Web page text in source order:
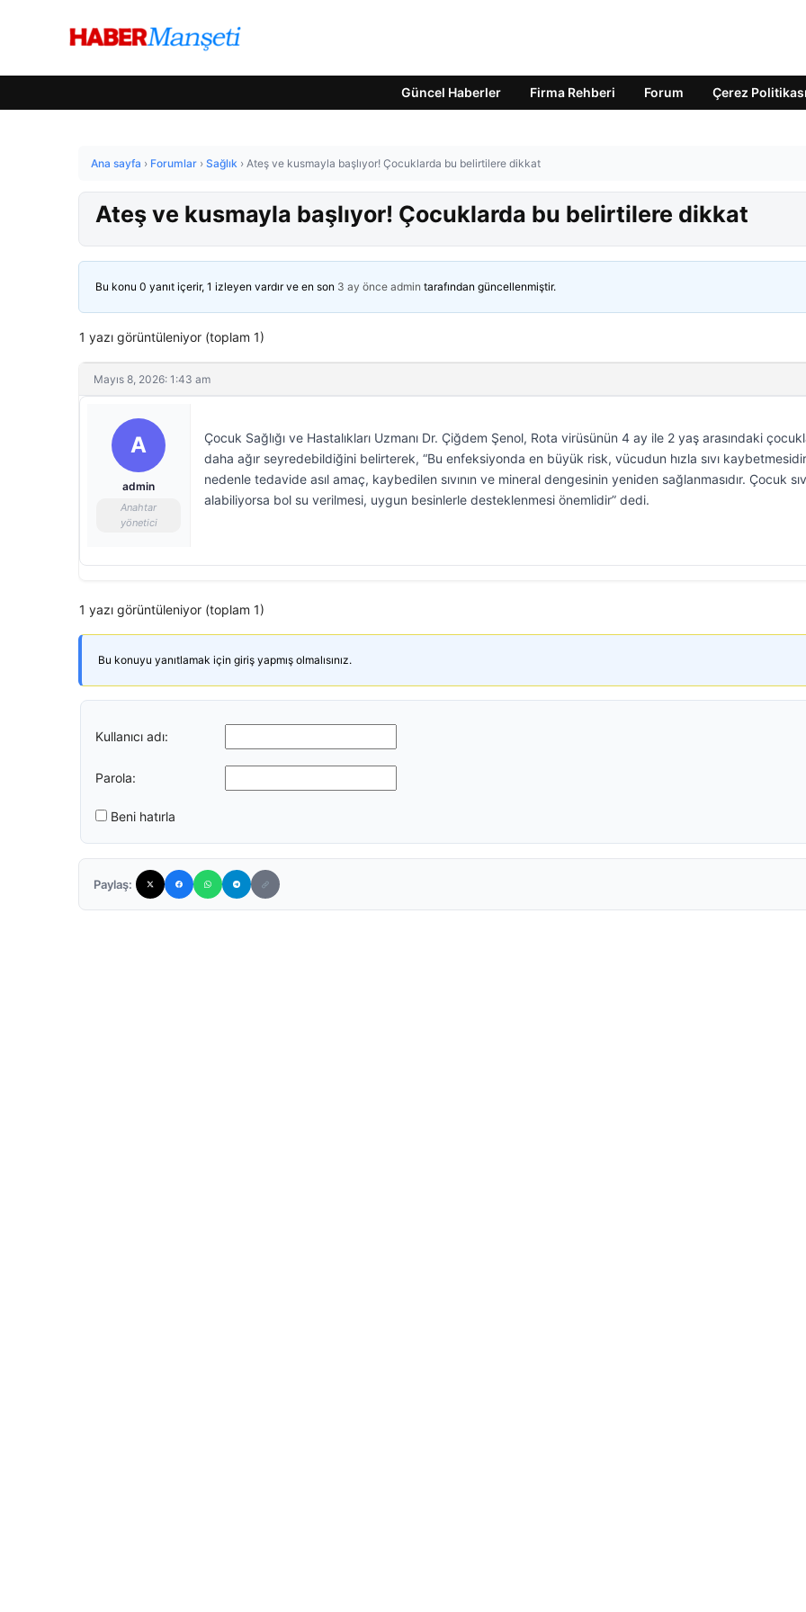
Güncel Haberler Firma Rehberi Forum Çerez Politikası
Ana sayfa › Forumlar › Sağlık › Ateş ve kusmayla başlıyor! Çocuklarda bu belirtilere dikkat
Ateş ve kusmayla başlıyor! Çocuklarda bu belirtilere dikkat
Bu konu 0 yanıt içerir, 1 izleyen vardır ve en son 3 ay önce admin tarafından güncellenmiştir.
1 yazı görüntüleniyor (toplam 1)
Mayıs 8, 2026: 1:43 am
A
admin
Anahtar
yönetici
Çocuk Sağlığı ve Hastalıkları Uzmanı Dr. Çiğdem Şenol, Rota virüsünün 4 ay ile 2 yaş arasındaki
daha ağır seyredebildiğini belirterek, “Bu enfeksiyonda en büyük risk, vücudun hızla sıvı
nedenle tedavide asıl amaç, kaybedilen sıvının ve mineral dengesinin yeniden sağlanmasıdır. Çocuk
alabiliyorsa bol su verilmesi, uygun besinlerle desteklenmesi önemlidir” dedi.
1 yazı görüntüleniyor (toplam 1)
Bu konuyu yanıtlamak için giriş yapmış olmalısınız.
Kullanıcı adı:
Parola:
Beni hatırla
Paylaş: